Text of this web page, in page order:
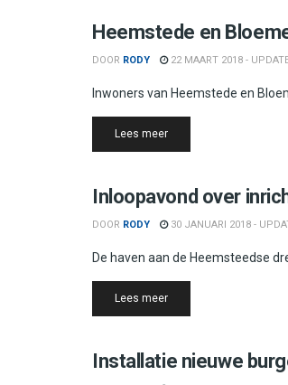
Heemstede en
DOOR RODY 22 MAART 2018 -
Inwoners van Heemstede en
Lees meerDetails
Inloopavond over
DOOR RODY 30 JANUARI 2018 -
De haven aan de Heemsteedse
Lees meerDetails
Installatie nieuwe